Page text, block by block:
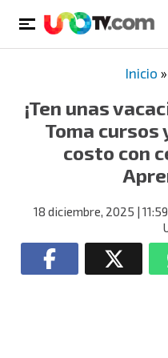
Inicio »
¡Ten unas
Toma cursos
costo con
18 diciembre, 2025 | 11:59